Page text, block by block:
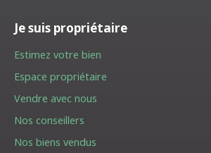
Je suis propriétaire
Estimez votre bien
Espace propriétaire
Vendre avec nous
Nos conseillers
Nos biens vendus